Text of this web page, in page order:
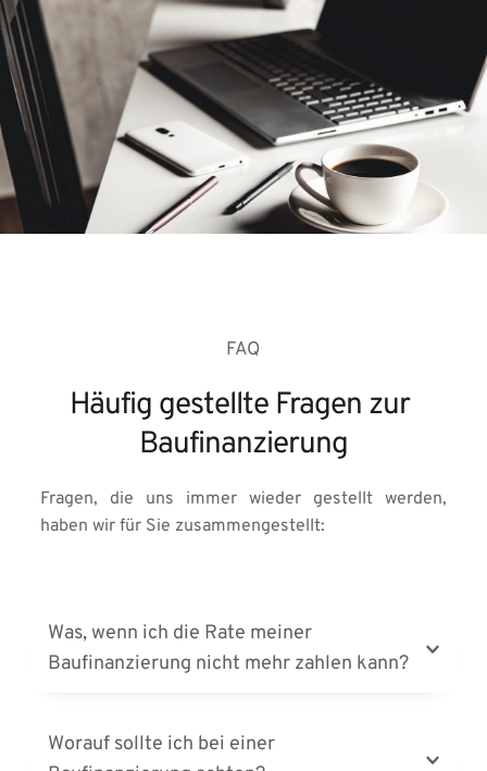
FAQ
Häufig gestellte Fragen zur
Baufinanzierung
Fragen, die uns immer wieder gestellt werden,
haben wir für Sie zusammengestellt:
Was, wenn ich die Rate meiner
Baufinanzierung nicht mehr zahlen kann?
aufgebaut sein, dass sie auch bei Veränderungen
tragbar bleibt.
Worauf sollte ich bei einer